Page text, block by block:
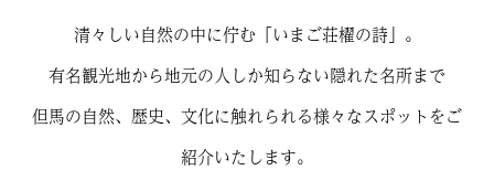
今子浦で遊ぶ
ぐるり散策ガイド
清々しい自然の中に佇む「いまご荘櫂の詩」。
有名観光地から地元の人しか知らない隠れた名所まで
但馬の自然、歴史、文化に触れられる様々なスポットをご
紹介いたします。